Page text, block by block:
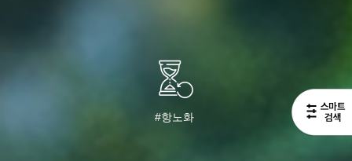
#항노화